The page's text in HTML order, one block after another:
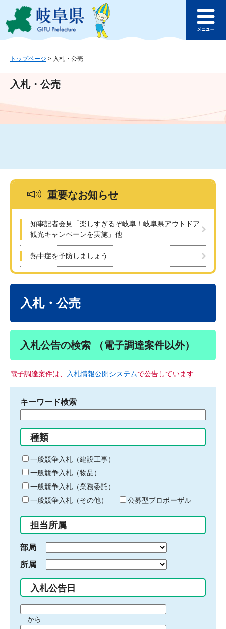
ジ
ュ
文
このページの本文へ
ュ
トップページ > 入札・公売
入札・公売
重要なお知らせ
知事記者会見「楽しすぎるぞ岐阜！岐阜県アウトドア
観光キャンペーンを実施」他
熱中症を予防しましょう
入札・公売
入札公告の検索 （電子調達案件以外）
電子調達案件は、 入札情報公開システムで公告しています
キーワード検索
る
キ
ー
ワ
ー
ド
入
力
種類
一般競争入札（建設工事）
一般競争入札（物品）
一般競争入札（業務委託）
一般競争入札（その他）
公募型プロポーザル
担当所属
部局
所属
入札公告日
間から